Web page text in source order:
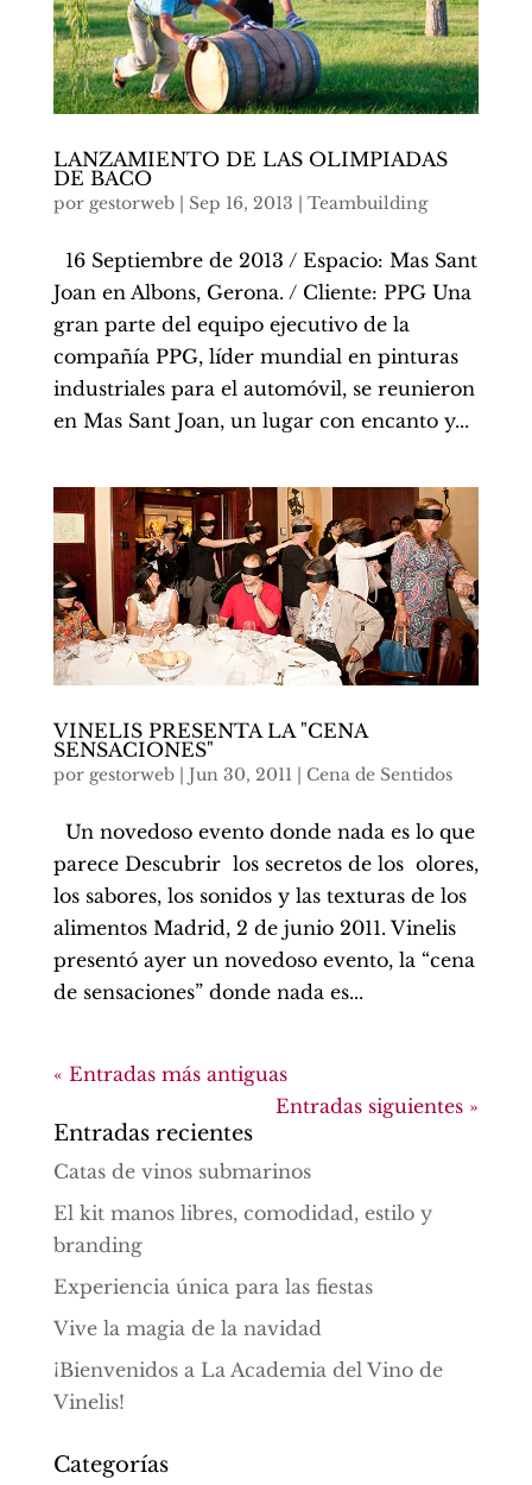
LANZAMIENTO DE LAS OLIMPIADAS
DE BACO
por gestorweb| Sep 16, 2013 | Teambuilding
16 Septiembre de 2013 / Espacio: Mas Sant
Joan en Albons, Gerona. / Cliente: PPG Una
gran parte del equipo ejecutivo de la
compañía PPG, líder mundial en pinturas
industriales para el automóvil, se reunieron
en Mas Sant Joan, un lugar con encanto y...
VINELIS PRESENTA LA "CENA
SENSACIONES"
por gestorweb| Jun 30, 2011| Cena de Sentidos
Un novedoso evento donde nada es lo que
parece Descubrir los secretos de los olores,
los sabores, los sonidos y las texturas de los
alimentos Madrid, 2 de junio 2011. Vinelis
presentó ayer un novedoso evento, la “cena
de sensaciones” donde nada es...
« Entradas más antiguas
Entradas siguientes »
Entradas recientes
Catas de vinos submarinos
El kit manos libres, comodidad, estilo y
branding
Experiencia única para las fiestas
Vive la magia de la navidad
¡Bienvenidos a La Academia del Vino de
Vinelis!
Categorías